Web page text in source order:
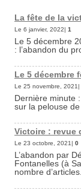
La fête de la
Le 6 janvier, 2022| 1
Le 5 décembre
: l’abandon du
Le 5 décembre
Le 25 novembre, 2021|
Dernière minute
sur la pelouse de
Victoire : revue
Le 23 octobre, 2021| 0
L’abandon par
Fontanelles (à
nombre